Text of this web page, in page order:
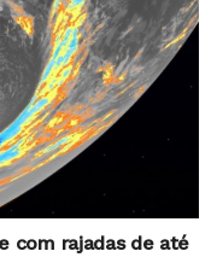
com rajadas de até